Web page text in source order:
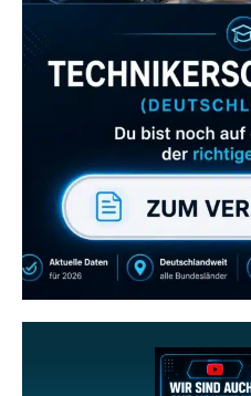
Zum
wenn dir
ZUM